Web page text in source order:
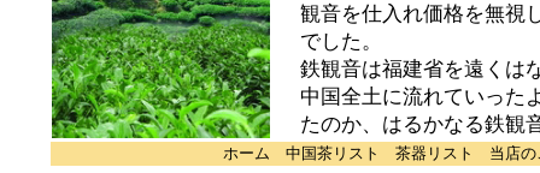
観音を仕入れ価格を無視
でした。
鉄観音は福建省を遠くは
中国全土に流れていった
たのか、はるかなる鉄観
ホーム 中国茶リスト 茶器リスト 当店